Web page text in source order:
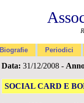
Biografie Periodici
Data: 31/12/2008 -
SOCIAL CARD E